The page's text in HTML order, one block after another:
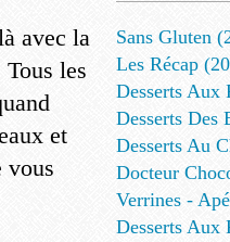
avec la
les
et
vous
Sans Gluten
Les Récap
Desserts Aux
Desserts Des
Desserts Au
Docteur
Verrines -
Desserts Aux